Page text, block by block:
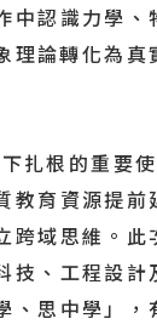
認識力學
論轉化為
根的重要
育資源提
域思維。
、工程設
思中學」